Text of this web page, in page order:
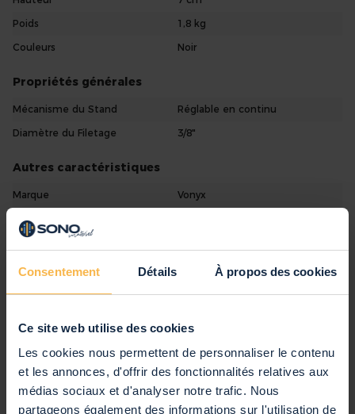
Consentement Détails À propos des cookies
Ce site web utilise des cookies
Les cookies nous permettent de personnaliser le contenu
et les annonces, d'offrir des fonctionnalités relatives aux
médias sociaux et d'analyser notre trafic. Nous
partageons également des informations sur l'utilisation de
Poids
1,8 kg
Couleurs
Noir
Propriétés générales
Mécanisme du Stand
Réglable en continu
Diamètre du Filetage
3/8"
Autres caractéristiques
Marque
Vonyx
SKU
Garantie
Notice d'Utilisation
Commentaires
Évaluation:
(2)
Laisser un avis client